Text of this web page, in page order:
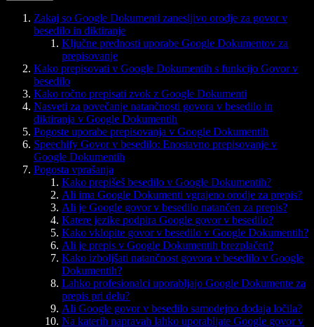
Zakaj so Google Dokumenti zanesljivo orodje za govor v
besedilo in diktiranje
Ključne prednosti uporabe Google Dokumentov za
prepisovanje
Kako prepisovati v Google Dokumentih s funkcijo Govor v
besedilo
Kako ročno prepisati zvok z Google Dokumenti
Nasveti za povečanje natančnosti govora v besedilo in
diktiranja v Google Dokumentih
Pogoste uporabe prepisovanja v Google Dokumentih
Speechify Govor v besedilo: Enostavno prepisovanje v
Google Dokumentih
Pogosta vprašanja
Kako prepišeš besedilo v Google Dokumentih?
Ali ima Google Dokumenti vgrajeno orodje za prepis?
Ali je Google govor v besedilo natančen za prepis?
Katere jezike podpira Google govor v besedilo?
Kako vklopite govor v besedilo v Google Dokumentih?
Ali je prepis v Google Dokumentih brezplačen?
Kako izboljšati natančnost govora v besedilo v Google
Dokumentih?
Lahko profesionalci uporabljajo Google Dokumente za
prepis pri delu?
Ali Google govor v besedilo samodejno dodaja ločila?
Na katerih napravah lahko uporabljate Google govor v